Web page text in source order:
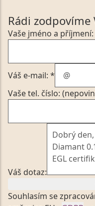
Rádi zodpovíme
Vaše jméno a
Váš e-mail: *
Vaše tel. číslo:
Váš dotaz:
Souhlasím se